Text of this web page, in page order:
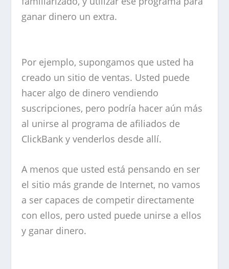
ganar dinero un extra.
Por ejemplo, supongamos que usted ha
creado un sitio de ventas. Usted puede
hacer algo de dinero vendiendo
suscripciones, pero podría hacer aún más
al unirse al programa de afiliados de
ClickBank y venderlos desde allí.
A menos que usted está pensando en ser
el sitio más grande de Internet, no vamos
a ser capaces de competir directamente
con ellos, pero usted puede unirse a ellos
y ganar dinero.